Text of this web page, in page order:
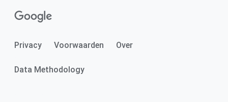
Privacy Voorwaarden Over
Data Methodology